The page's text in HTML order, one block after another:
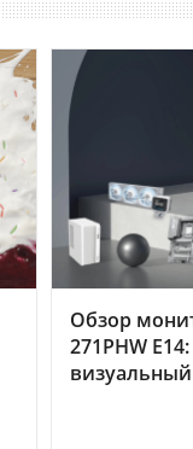
Обзор
271PHW